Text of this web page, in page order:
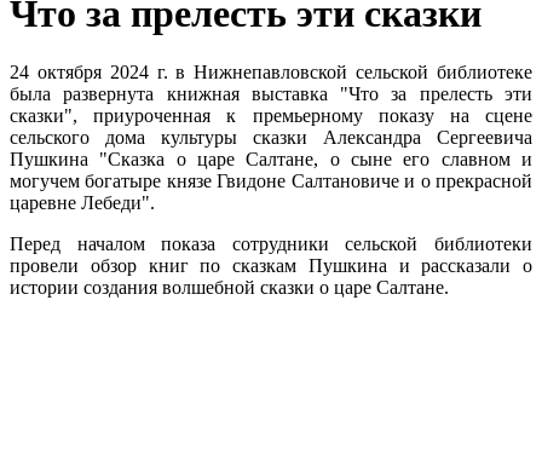
Что за прелесть эти сказки
24 октября 2024 г. в Нижнепавловской сельской библиотеке
была развернута книжная выставка "Что за прелесть эти
сказки", приуроченная к премьерному показу на сцене
сельского дома культуры сказки Александра Сергеевича
Пушкина "Сказка о царе Салтане, о сыне его славном и
могучем богатыре князе Гвидоне Салтановиче и о прекрасной
царевне Лебеди".
Перед началом показа сотрудники сельской библиотеки
провели обзор книг по сказкам Пушкина и рассказали о
истории создания волшебной сказки о царе Салтане.